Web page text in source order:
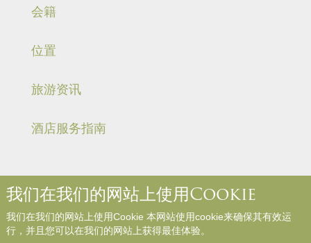
会籍
位置
旅游资讯
酒店服务指南
网站地图 参与评论
我们在我们的网站上使用Cookie
我们在我们的网站上使用Cookie 本网站使用cookie来确保其有效运
行，并且您可以在我们的网站上获得最佳体验。